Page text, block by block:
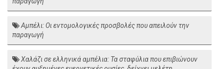
Αμπέλι: Οι εντομολογικές προσβολές που απειλούν την
παραγωγή
Χαλάζι σε ελληνικά αμπέλια: Τα σταφύλια που επιβιώνουν